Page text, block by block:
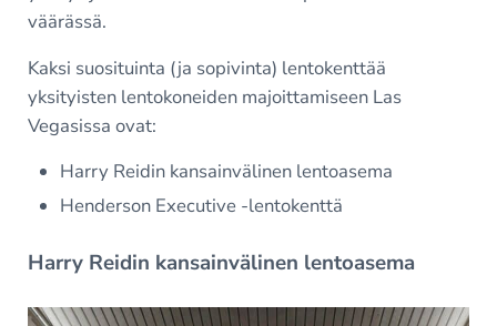
väärässä.
Kaksi suosituinta (ja sopivinta) lentokenttää
yksityisten lentokoneiden majoittamiseen Las
Vegasissa ovat:
Harry Reidin kansainvälinen lentoasema
Henderson Executive -lentokenttä
Harry Reidin kansainvälinen lentoasema